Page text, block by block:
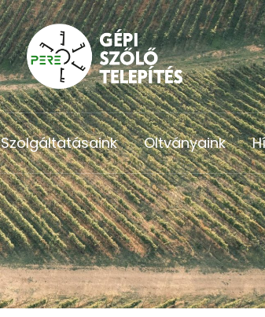
Szolgáltatásaink Oltványaink